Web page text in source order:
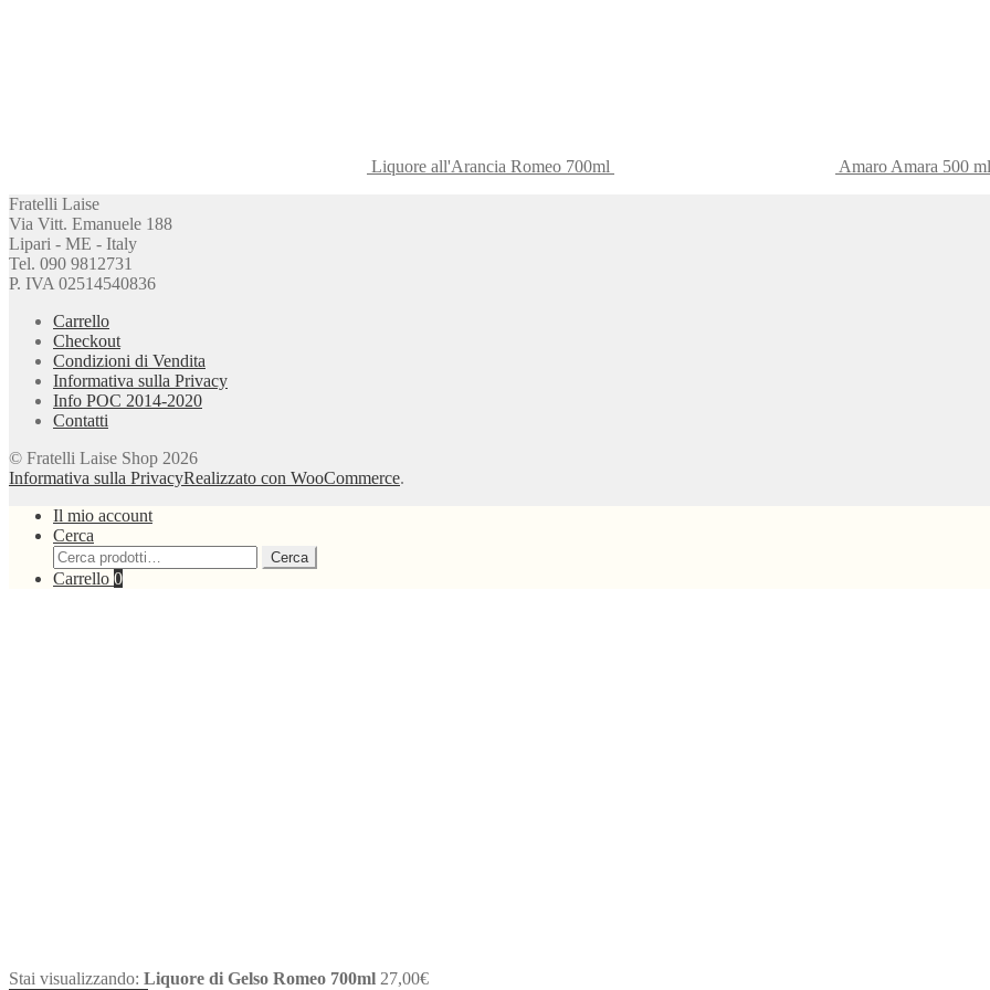
Liquore all'Arancia Romeo 700ml
Amaro Amara 500 ml
Fratelli Laise
Via Vitt. Emanuele 188
Lipari - ME - Italy
Tel. 090 9812731
P. IVA 02514540836
Carrello
Checkout
Condizioni di Vendita
Informativa sulla Privacy
Info POC 2014-2020
Contatti
© Fratelli Laise Shop 2026
Informativa sulla PrivacyRealizzato con WooCommerce.
Il mio account
Cerca
Cerca:
Cerca
Carrello 0
Stai visualizzando: Liquore di Gelso Romeo 700ml 27,00€